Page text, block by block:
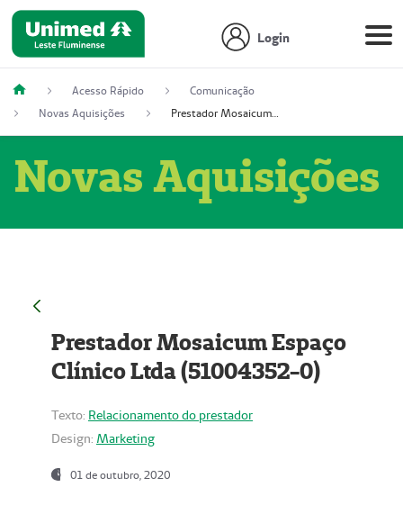
Login
Acesso Rápido
Comunicação
Novas Aquisições
Prestador Mosaicum Espaço Clínico Ltda (51004352-0)
Novas Aquisições
Prestador Mosaicum Espaço
Clínico Ltda (51004352-0)
Texto: Relacionamento do prestador
Design: Marketing
01 de outubro, 2020